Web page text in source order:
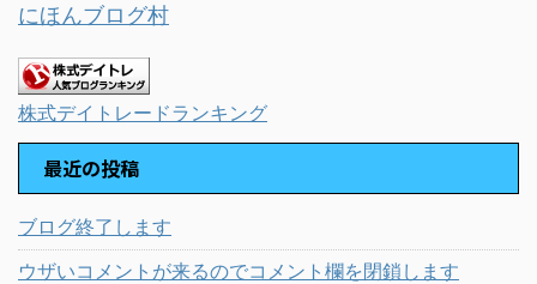
にほんブログ村
株式デイトレードランキング
最近の投稿
ブログ終了します
ウザいコメントが来るのでコメント欄を閉鎖します